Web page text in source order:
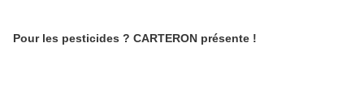
Pour les pesticides ? CARTERON présente !